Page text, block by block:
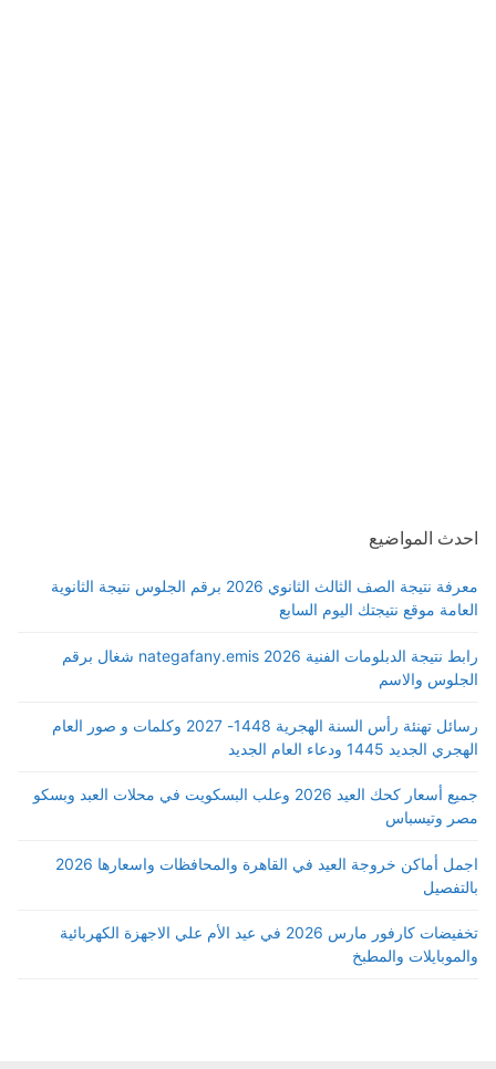
احدث المواضيع
معرفة نتيجة الصف الثالث الثانوي 2026 برقم الجلوس نتيجة الثانوية
العامة موقع نتيجتك اليوم السابع
رابط نتيجة الدبلومات الفنية 2026 nategafany.emis شغال برقم
الجلوس والاسم
رسائل تهنئة رأس السنة الهجرية 1448- 2027 وكلمات و صور العام
الهجري الجديد 1445 ودعاء العام الجديد
جميع أسعار كحك العيد 2026 وعلب البسكويت في محلات العبد وبسكو
مصر وتيسباس
اجمل أماكن خروجة العيد في القاهرة والمحافظات واسعارها 2026
بالتفصيل
تخفيضات كارفور مارس 2026 في عيد الأم علي الاجهزة الكهربائية
والموبايلات والمطبخ